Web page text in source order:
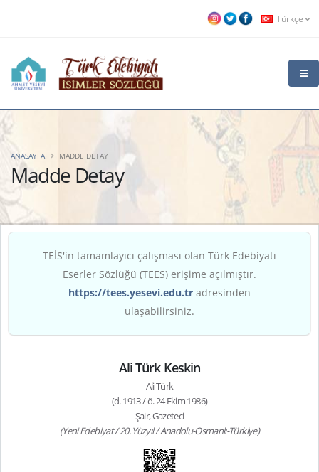
Türkçe
Madde Detay
ANASAYFA MADDE DETAY
TEİS'in tamamlayıcı çalışması olan Türk Edebiyatı
Eserler Sözlüğü (TEES) erişime açılmıştır.
https://tees.yesevi.edu.tr adresinden
ulaşabilirsiniz.
Ali Türk Keskin
Ali Türk
(d. 1913 / ö. 24 Ekim 1986)
Şair, Gazeteci
(Yeni Edebiyat / 20. Yüzyıl / Anadolu-Osmanlı-Türkiye)